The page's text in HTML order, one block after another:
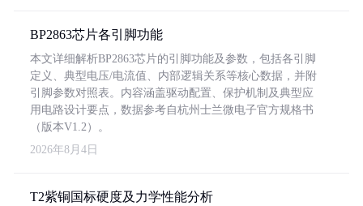
BP2863芯片各引脚功能
本文详细解析BP2863芯片的引脚功能及参数，包括各引脚
定义、典型电压/电流值、内部逻辑关系等核心数据，并附
引脚参数对照表。内容涵盖驱动配置、保护机制及典型应
用电路设计要点，数据参考自杭州士兰微电子官方规格书
（版本V1.2）。
2026年8月4日
T2紫铜国标硬度及力学性能分析